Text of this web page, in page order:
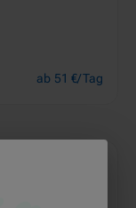
ab 51 €/Tag